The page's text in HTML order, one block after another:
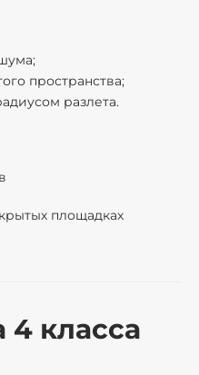
пространства;
разлета.
площадках
4 класса